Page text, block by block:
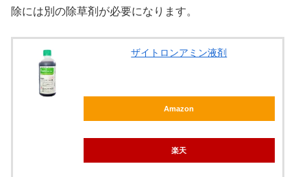
除には別の除草剤が必要になります。
ザイトロンアミン液剤
Amazon
楽天